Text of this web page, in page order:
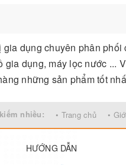
gia dụng chuyên phân
gia dụng, máy lọc nước ...
những sản phẩm tốt
nhiều: • Trang chủ •
HƯỚNG DẪN